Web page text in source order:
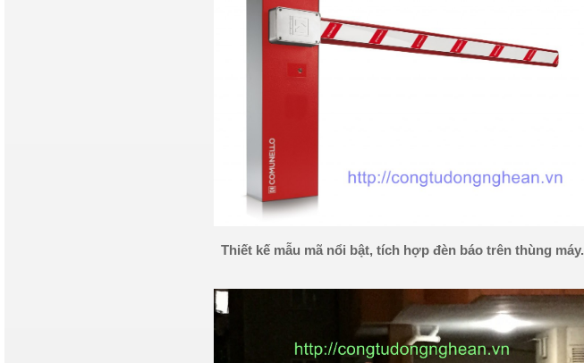
Thiết kế mẫu mã nổi bật, tích hợp đèn báo trên thùng máy.